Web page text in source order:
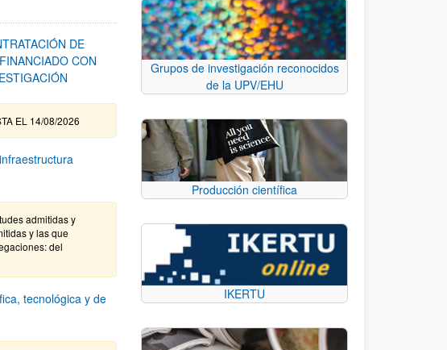
DE
CON
EL 14/08/2026
admitidas y
y las que
del
tecnológica y de
Grupos de investigación reconocidos
de la UPV/EHU
Producción científica
IKERTU